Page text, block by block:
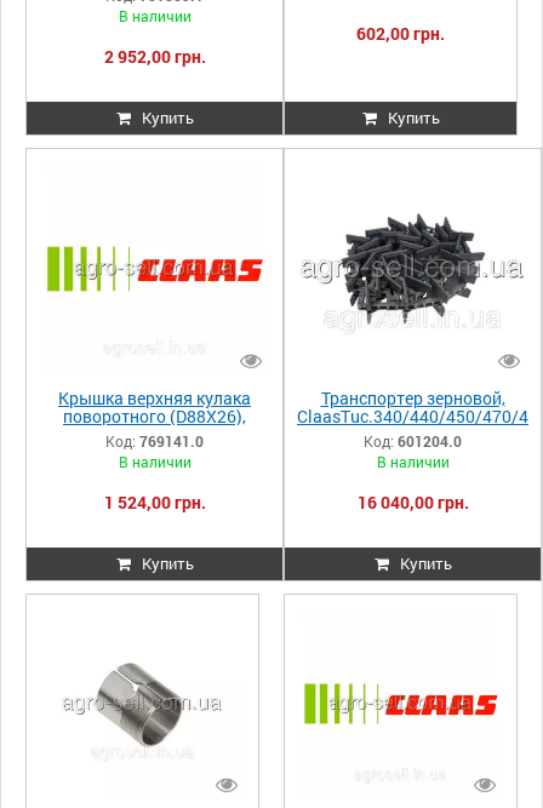
570/480 751859.1 751859
0007518591
В наличии
2 952,00 грн.
Купить
602,00 грн.
Купить
Крышка верхняя кулака
поворотного (D88X26),
Claas>Lex.760/750/740/670/
640/580/570/560/540
769141.0 769141
Код: 769141.0
В наличии
1 524,00 грн.
Купить
Транспортер зерновой,
ClaasTuc.340/440/450/470/4
80/18AP012119 601204.0
601204 0006012040
Код: 601204.0
В наличии
16 040,00 грн.
Купить